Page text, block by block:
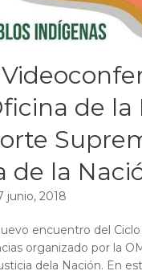
de la
de la
junio, 2018
encuentro del
organizado por la
dela Nación. En